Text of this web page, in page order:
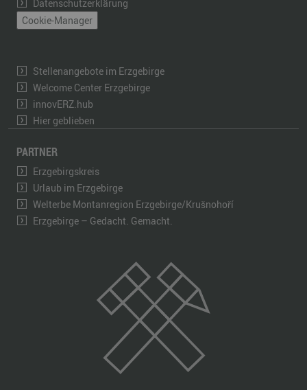
Datenschutzerklärung
Cookie-Manager
Stellenangebote im Erzgebirge
Welcome Center Erzgebirge
innovERZ.hub
Hier geblieben
PARTNER
Erzgebirgskreis
Urlaub im Erzgebirge
Welterbe Montanregion Erzgebirge/Krušnohoří
Erzgebirge – Gedacht. Gemacht.